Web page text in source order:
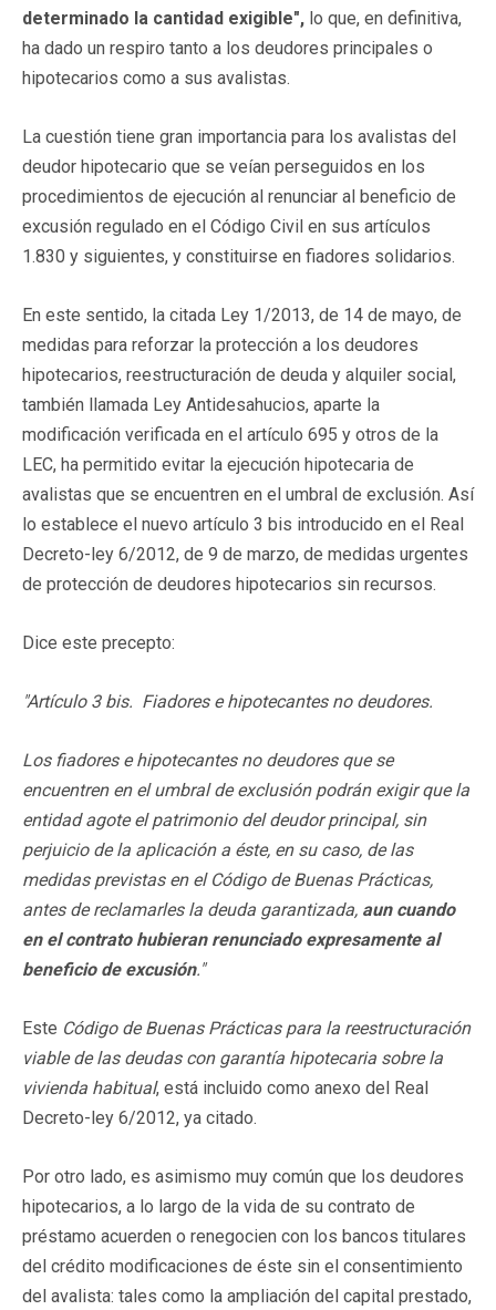
determinado la cantidad exigible", lo que, en definitiva,
ha dado un respiro tanto a los deudores principales o
hipotecarios como a sus avalistas.
La cuestión tiene gran importancia para los avalistas del
deudor hipotecario que se veían perseguidos en los
procedimientos de ejecución al renunciar al beneficio de
excusión regulado en el Código Civil en sus artículos
1.830 y siguientes, y constituirse en fiadores solidarios.
En este sentido, la citada Ley 1/2013, de 14 de mayo, de
medidas para reforzar la protección a los deudores
hipotecarios, reestructuración de deuda y alquiler social,
también llamada Ley Antidesahucios, aparte la
modificación verificada en el artículo 695 y otros de la
LEC, ha permitido evitar la ejecución hipotecaria de
avalistas que se encuentren en el umbral de exclusión. Así
lo establece el nuevo artículo 3 bis introducido en el Real
Decreto-ley 6/2012, de 9 de marzo, de medidas urgentes
de protección de deudores hipotecarios sin recursos.
Dice este precepto:
"Artículo 3 bis. Fiadores e hipotecantes no deudores.
Los fiadores e hipotecantes no deudores que se
encuentren en el umbral de exclusión podrán exigir que la
entidad agote el patrimonio del deudor principal, sin
perjuicio de la aplicación a éste, en su caso, de las
medidas previstas en el Código de Buenas Prácticas,
antes de reclamarles la deuda garantizada, aun cuando
en el contrato hubieran renunciado expresamente al
beneficio de excusión."
Este Código de Buenas Prácticas para la reestructuración
viable de las deudas con garantía hipotecaria sobre la
vivienda habitual, está incluido como anexo del Real
Decreto-ley 6/2012, ya citado.
Por otro lado, es asimismo muy común que los deudores
hipotecarios, a lo largo de la vida de su contrato de
préstamo acuerden o renegocien con los bancos titulares
del crédito modificaciones de éste sin el consentimiento
del avalista: tales como la ampliación del capital prestado,